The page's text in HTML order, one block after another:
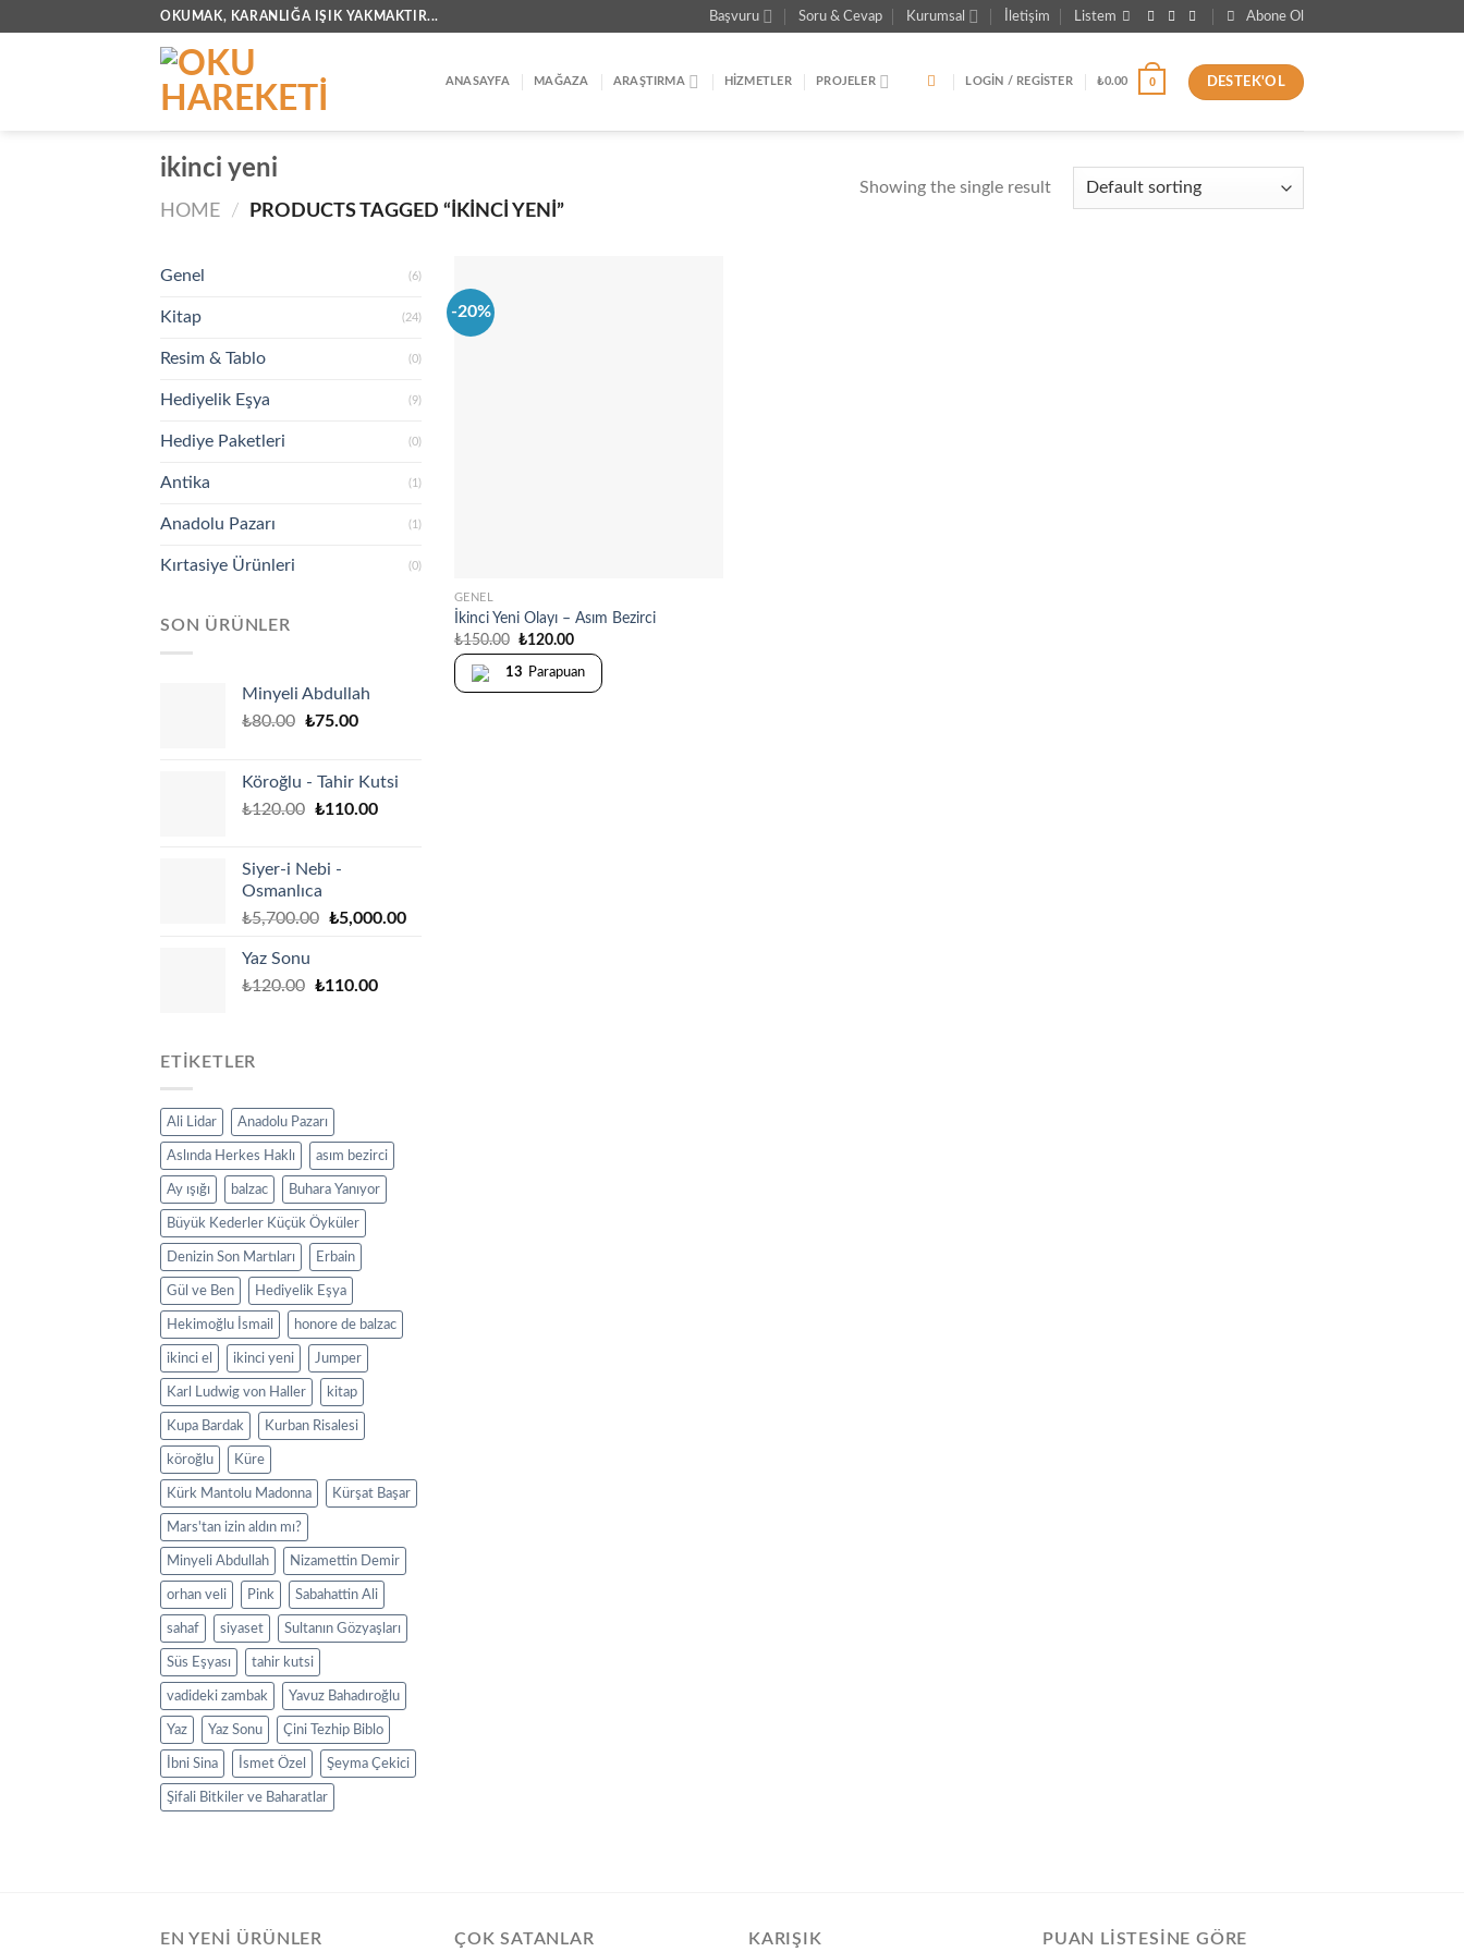
OKUMAK, KARANLIĞA IŞIK YAKMAKTIR... Başvuru Soru & Cevap Kurumsal İletişim Listem Abone Ol
ANASAYFA MAĞAZA ARAŞTIRMA HIZMETLER PROJELER LOGIN / REGISTER ₺0.00 0 DESTEK'OL
ikinci yeni
HOME / PRODUCTS TAGGED “IKINCI YENI”
Showing the single result
Genel (6)
Kitap (24)
Resim & Tablo (0)
Hediyelik Eşya (9)
Hediye Paketleri (0)
Antika (1)
Anadolu Pazarı (1)
Kırtasiye Ürünleri (0)
SON ÜRÜNLER
Minyeli Abdullah
₺80.00 Original
₺80.00.
₺75.00Current
₺75.00.
Köroğlu - Tahir Kutsi
₺120.00 Original
₺120.00.
₺110.00Current
Siyer-i Nebi -
Osmanlıca
₺5,700.00 Original
₺5,700.00.
₺5,000.00Current
Yaz Sonu
₺120.00 Original
₺110.00Current
ETIKETLER
Ali Lidar Anadolu Pazarı
Aslında Herkes Haklı asım bezirci
Ay ışığı balzac Buhara Yanıyor
Büyük Kederler Küçük Öyküler
Denizin Son Martıları Erbain
Gül ve Ben Hediyelik Eşya
Hekimoğlu İsmail honore de balzac
ikinci el ikinci yeni Jumper
Karl Ludwig von Haller kitap
Kupa Bardak Kurban Risalesi
köroğlu Küre
Kürk Mantolu Madonna Kürşat Başar
Mars'tan izin aldın mı?
Minyeli Abdullah Nizamettin Demir
orhan veli Pink Sabahattin Ali
sahaf siyaset Sultanın Gözyaşları
Süs Eşyası tahir kutsi
vadideki zambak Yavuz Bahadıroğlu
Yaz Yaz Sonu Çini Tezhip Biblo
İbni Sina İsmet Özel Şeyma Çekici
Şifali Bitkiler ve Baharatlar
-20%
GENEL
İkinci Yeni Olayı – Asım Bezirci
₺150.00 Original
price
was:
₺150.00.
₺120.00Current
price
is:
₺120.00.
13 Parapuan
EN YENI ÜRÜNLER ÇOK SATANLAR KARIŞIK PUAN LISTESINE GÖRE